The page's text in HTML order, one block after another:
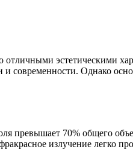
отличными эстетическими
современности. Однако
превышает 70% общего
излучение легко